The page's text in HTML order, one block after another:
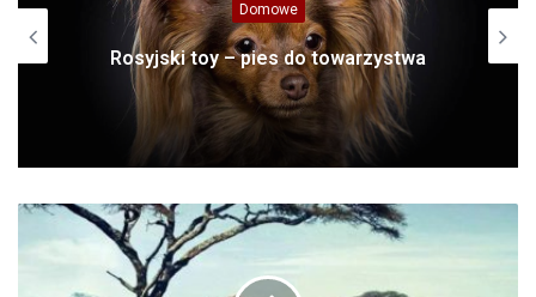
Azja
Ludojady: Tygrys z Champawat